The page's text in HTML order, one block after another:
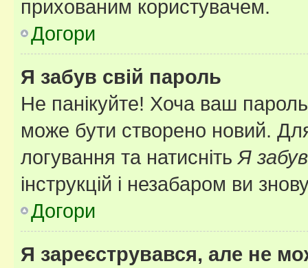
прихованим користувачем.
Догори
Я забув свій пароль
Не панікуйте! Хоча ваш
може бути створено новий.
логування та натисніть Я
інструкцій і незабаром ви
Догори
Я зареєструвався, але не